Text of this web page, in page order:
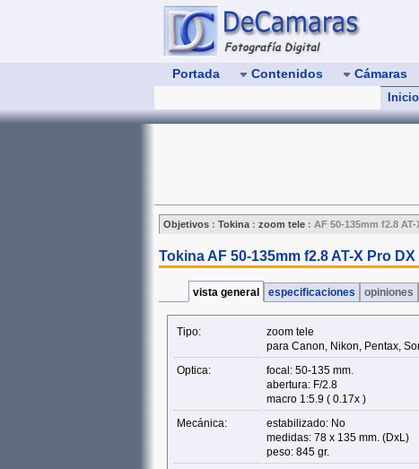
Portada Contenidos Cámaras
Inicio
Objetivos : Tokina : zoom tele : AF 50-135mm f2.8 AT-
Tokina AF 50-135mm f2.8 AT-X Pro DX
vista general especificaciones opiniones
Tipo:
zoom tele
para Canon, Nikon, Pentax,
Optica:
focal: 50-135 mm.
abertura: F/2.8
macro 1:5.9 ( 0.17x )
Mecánica:
estabilizado: No
medidas: 78 x 135 mm. (DxL)
peso: 845 gr.